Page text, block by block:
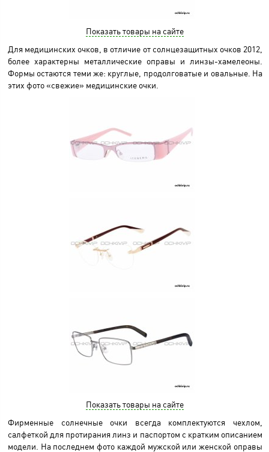
Показать товары на сайте
Для медицинских очков, в отличие от солнцезащитных очков 2012,
более характерны металлические оправы и линзы-хамелеоны.
Формы остаются теми же: круглые, продолговатые и овальные. На
этих фото «свежие» медицинские очки.
Показать товары на сайте
Фирменные солнечные очки всегда комплектуются чехлом,
салфеткой для протирания линз и паспортом с кратким описанием
модели. На последнем фото каждой мужской или женской оправы